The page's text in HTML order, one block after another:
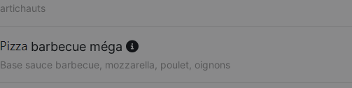
artichauts
barbecue méga
Base sauce barbecue, mozzarella, poulet, oignons